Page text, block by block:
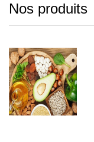
Nos produits